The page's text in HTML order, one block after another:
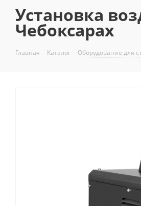
Установка
Чебоксарах
Главная - Каталог - Оборудование для